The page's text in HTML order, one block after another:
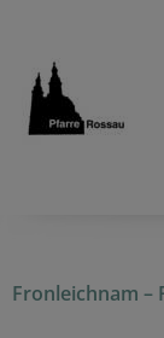
Fronleichnam –